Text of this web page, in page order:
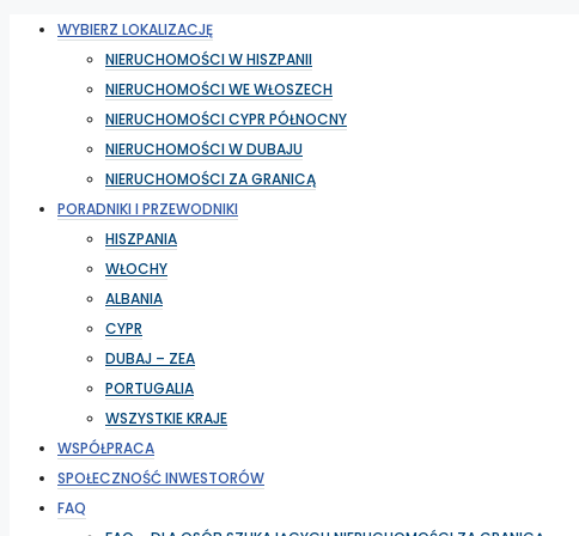
WYBIERZ LOKALIZACJĘ
NIERUCHOMOŚCI W HISZPANII
NIERUCHOMOŚCI WE WŁOSZECH
NIERUCHOMOŚCI CYPR PÓŁNOCNY
NIERUCHOMOŚCI W DUBAJU
NIERUCHOMOŚCI ZA GRANICĄ
PORADNIKI I PRZEWODNIKI
HISZPANIA
WŁOCHY
ALBANIA
CYPR
DUBAJ – ZEA
PORTUGALIA
WSZYSTKIE KRAJE
WSPÓŁPRACA
SPOŁECZNOŚĆ INWESTORÓW
FAQ